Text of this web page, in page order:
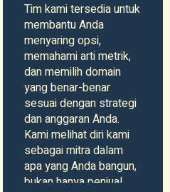
Tim kami tersedia untuk
membantu Anda
menyaring opsi,
memahami arti metrik,
dan memilih domain
yang benar-benar
sesuai dengan strategi
dan anggaran Anda.
Kami melihat diri kami
sebagai mitra dalam
apa yang Anda bangun,
bukan hanya penjual.